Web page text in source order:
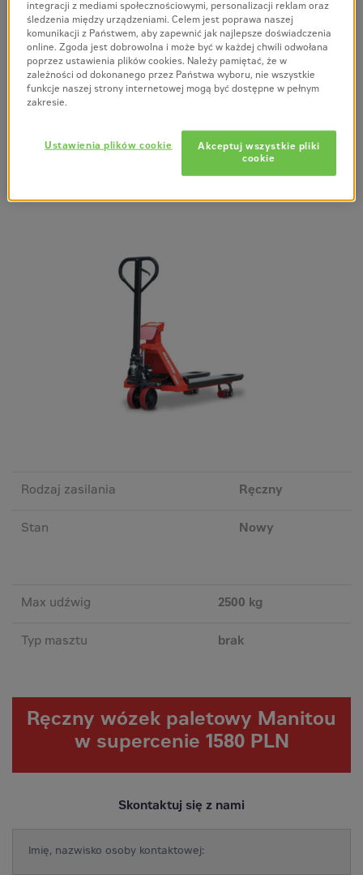
Dlaczego warto wybrać ręczny wózek paletowy
Manitou?
Zwiększone bezpieczeństwo dla operatorów
Prosta obsługa
Uniwersalność zastosowań
Łatwość konserwacji
Niezawodność działania
Rodzaj zasilania Ręczny
Stan Nowy
Max udźwig 2500 kg
Typ masztu brak
Ręczny wózek paletowy Manitou
w supercenie 1580PLN
Skontaktuj się z nami
integracji z mediami społecznościowymi, personalizacji reklam oraz
śledzenia między urządzeniami. Celem jest poprawa naszej
komunikacji z Państwem, aby zapewnić jak najlepsze doświadczenia
online. Zgoda jest dobrowolna i może być w każdej chwili odwołana
poprzez ustawienia plików cookies. Należy pamiętać, że w
zależności od dokonanego przez Państwa wyboru, nie wszystkie
funkcje naszej strony internetowej mogą być dostępne w pełnym
zakresie.
Akceptuj wszystkie pliki
cookie
Ustawienia plików cookie